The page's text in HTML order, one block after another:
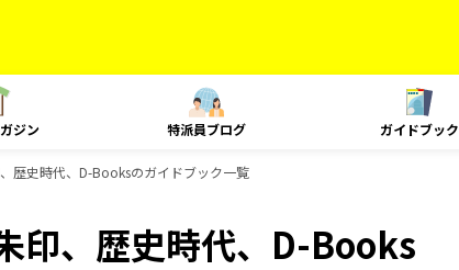
ジン 特派員ブログ ガイドブック
歴史時代、D-Booksのガイドブック一覧
印、歴史時代、D-Books